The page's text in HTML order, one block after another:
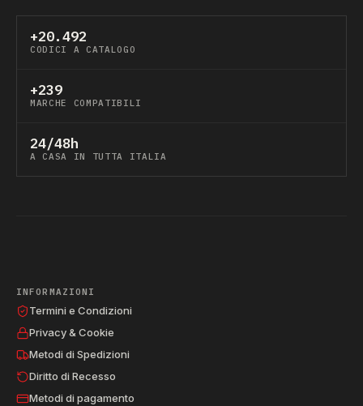
+20.492
CODICI A CATALOGO
+239
MARCHE COMPATIBILI
24/48h
A CASA IN TUTTA ITALIA
INFORMAZIONI
Termini e Condizioni
Privacy & Cookie
Metodi di Spedizioni
Diritto di Recesso
Metodi di pagamento